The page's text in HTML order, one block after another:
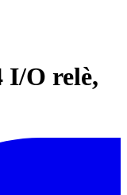
I/O relè,